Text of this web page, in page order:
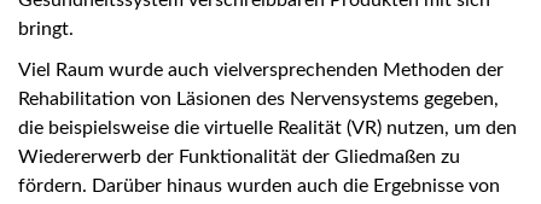
bringt.
Viel Raum wurde auch vielversprechenden Methoden der
Rehabilitation von Läsionen des Nervensystems gegeben,
die beispielsweise die virtuelle Realität (VR) nutzen, um den
Wiedererwerb der Funktionalität der Gliedmaßen zu
fördern. Darüber hinaus wurden auch die Ergebnisse von